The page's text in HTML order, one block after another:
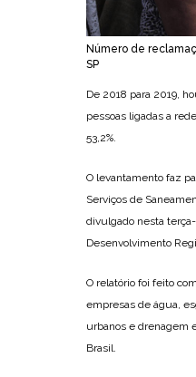
Número de
SP
De 2018 para 2019,
pessoas ligadas a
53,2%.
O levantamento faz
Serviços de
divulgado nesta
Desenvolvimento
O relatório foi feito
empresas de água,
urbanos e drenagem
Brasil.